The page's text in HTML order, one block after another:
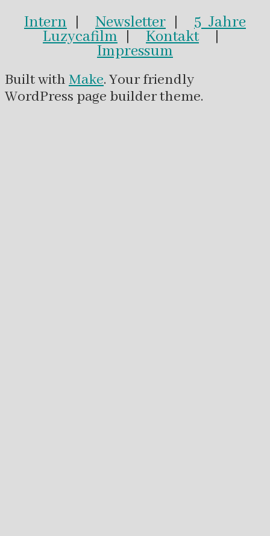
Intern | Newsletter | 5 Jahre
Luzycafilm | Kontakt|
Impressum
Built with Make. Your friendly
WordPress page builder theme.